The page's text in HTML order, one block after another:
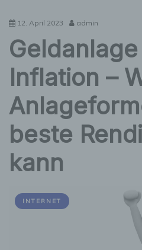
12. April 2023 admin
Inflation –
beste
kann
INTERNET